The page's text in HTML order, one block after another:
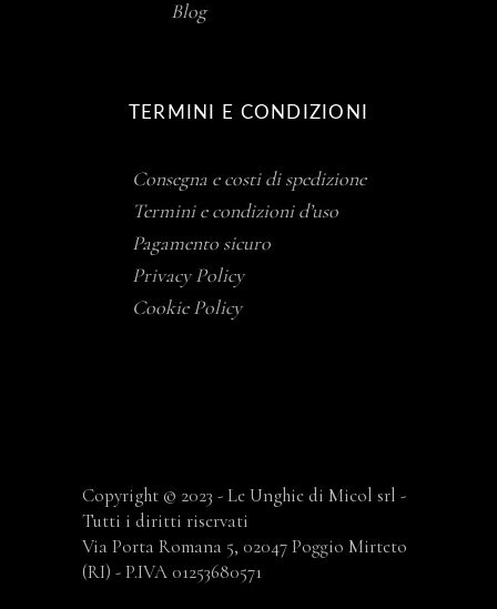
Blog
TERMINI E CONDIZIONI
Consegna e costi di spedizione
Termini e condizioni d’uso
Pagamento sicuro
Privacy Policy
Cookie Policy
Copyright © 2023 - Le Unghie di Micol srl -
Tutti i diritti riservati
Via Porta Romana 5, 02047 Poggio Mirteto
(RI) - P.IVA 01253680571